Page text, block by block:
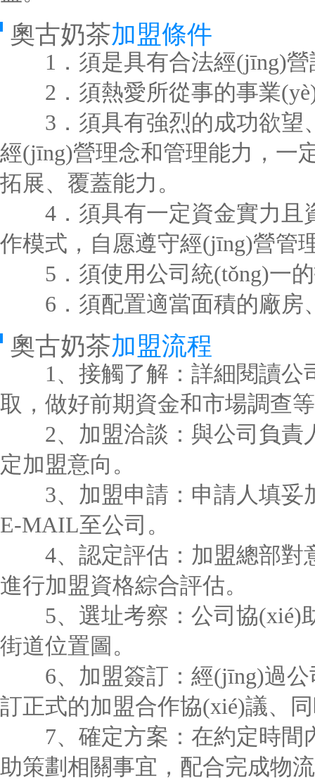
奧古奶茶加盟條件
1．須是具有合法經(jīng)營
2．須熱愛所從事的事業(yè)
3．須具有強烈的成功欲望
經(jīng)營理念和管理能力，一
拓展、覆蓋能力。
4．須具有一定資金實力且
作模式，自愿遵守經(jīng)營管
5．須使用公司統(tǒng)一的
6．須配置適當面積的廠房
奧古奶茶加盟流程
1、接觸了解：詳細閱讀公
取，做好前期資金和市場調查
2、加盟洽談：與公司負責
定加盟意向。
3、加盟申請：申請人填妥
E-MAIL至公司。
4、認定評估：加盟總部對
進行加盟資格綜合評估。
5、選址考察：公司協(xié)
街道位置圖。
6、加盟簽訂：經(jīng)過公
訂正式的加盟合作協(xié)議、
7、確定方案：在約定時間
助策劃相關事宜，配合完成物